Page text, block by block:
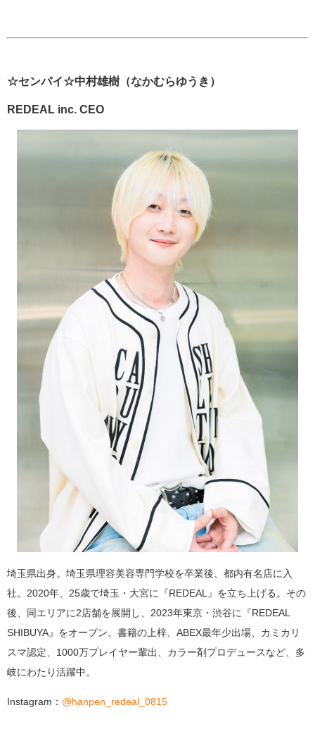
☆センパイ☆中村雄樹（なかむらゆうき）
REDEAL inc. CEO
埼玉県出身。埼玉県理容美容専門学校を卒業後、都内有名店に入
社。2020年、25歳で埼玉・大宮に『REDEAL』を立ち上げる。その
後、同エリアに2店舗を展開し、2023年東京・渋谷に『REDEAL
SHIBUYA』をオープン。書籍の上梓、ABEX最年少出場、カミカリ
スマ認定、1000万プレイヤー輩出、カラー剤プロデュースなど、多
岐にわたり活躍中。
Instagram： @hanpen_redeal_0815